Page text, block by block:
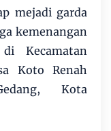
mejadi garda
kemenangan
Kecamatan
Koto Renah
Kota